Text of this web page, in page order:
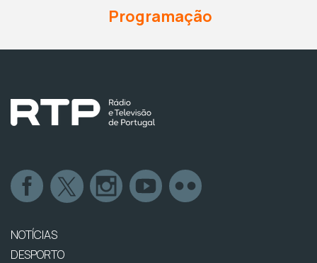
Programação
NOTÍCIAS
DESPORTO